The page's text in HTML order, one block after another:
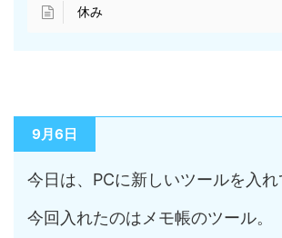
休み
9月6日
今日は、PCに新しいツールを入れ
今回入れたのはメモ帳のツール。